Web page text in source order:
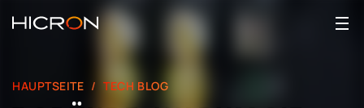
HAUPTSEITE TECH BLOG